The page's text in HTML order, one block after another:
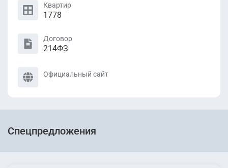
Квартир
1778
Договор
214ФЗ
Официальный сайт
Спецпредложения